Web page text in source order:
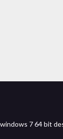
7 64 bit